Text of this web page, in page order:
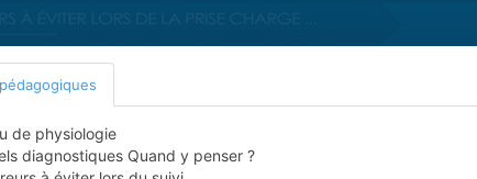
de physiologie
diagnostiques Quand y penser ?